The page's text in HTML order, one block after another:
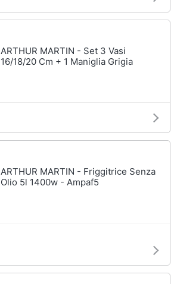
ARTHUR MARTIN - Set 3 Vasi
16/18/20 Cm + 1 Maniglia Grigia
ARTHUR MARTIN - Friggitrice Senza
Olio 5l 1400w - Ampaf5